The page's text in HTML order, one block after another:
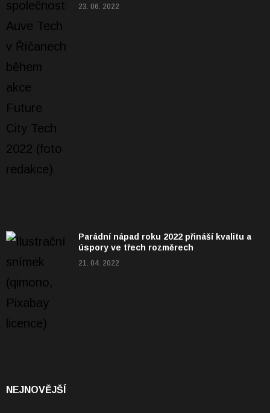
23. 06. 2022
Parádní nápad roku 2022 přináší kvalitu a
úspory ve třech rozměrech
21. 04. 2022
NEJNOVĚJŠÍ